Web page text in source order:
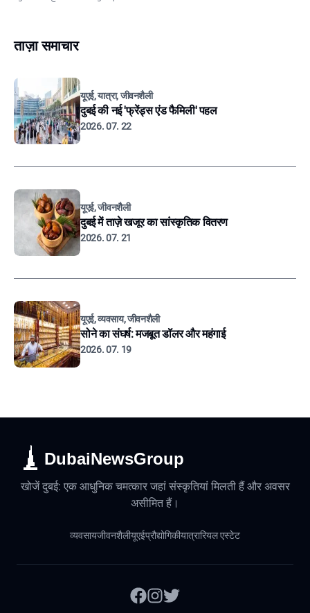
ताज़ा समाचार
यूएई, यात्रा, जीवनशैली
दुबई की नई 'फ्रेंड्स एंड फैमिली' पहल
2026. 07. 22
यूएई, जीवनशैली
दुबई में ताज़े खजूर का सांस्कृतिक वितरण
2026. 07. 21
यूएई, व्यवसाय, जीवनशैली
सोने का संघर्ष: मजबूत डॉलर और महंगाई
2026. 07. 19
DubaiNewsGroup
खोजें दुबई: एक आधुनिक चमत्कार जहां संस्कृतियां मिलती हैं और अवसर
असीमित हैं।
व्यवसायजीवनशैलीयूएईप्रौद्योगिकीयात्रारियल एस्टेट